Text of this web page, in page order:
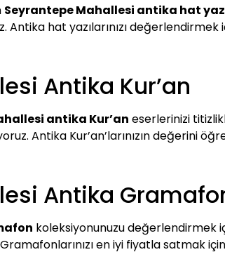
Seyrantepe Mahallesi antika hat
hat yazılarınızı değerlendirmek
Antika Kur’an
antika Kur’an eserlerinizi
Antika Kur’an’larınızın değerini
Antika
koleksiyonunuzu değerlendirmek
en iyi fiyatla satmak